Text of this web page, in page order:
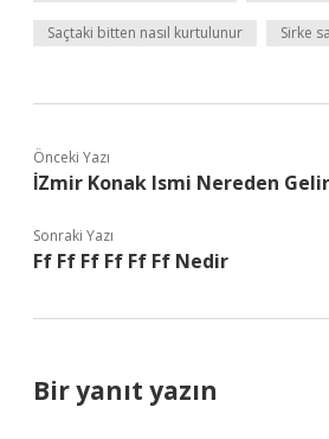
Saçtaki bitten nasıl kurtulunur Sirke
Önceki Yazı
İZmir Konak Ismi Nereden Gelir
Sonraki Yazı
Ff Ff Ff Ff Ff Ff Nedir
Bir yanıt yazın